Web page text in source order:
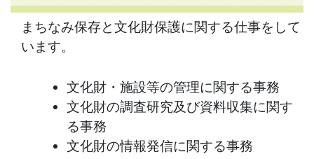
まちなみ保存と文化財保護に関する仕事をして
います。
文化財・施設等の管理に関する事務
文化財の調査研究及び資料収集に関す
る事務
文化財の情報発信に関する事務